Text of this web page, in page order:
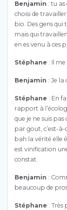
Benjamin : tu
choisi de
bio. Des gens qui
mais qui
en es venu à ces
Stéphane : Il
Benjamin : Je
Stéphane : En
rapport à
que je ne suis
par gout, c’est-
bah la vérité elle
est vinification
constat.
Benjamin :
beaucoup de
Stéphane : Très